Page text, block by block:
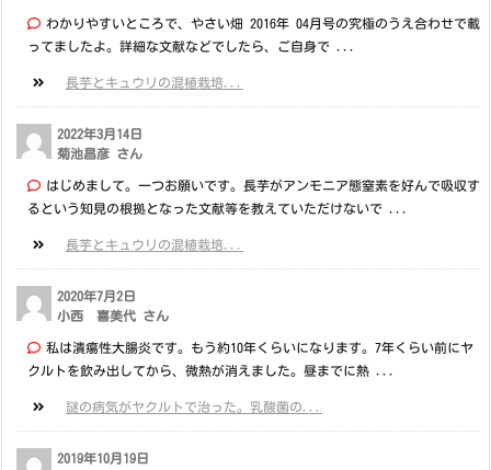
わかりやすいところで、やさい畑 2016年 04月号の究極のうえ合わせで載
ってましたよ。詳細な文献などでしたら、ご自身で ...
長芋とキュウリの混植栽培...
2022年3月14日
菊池昌彦 さん
はじめまして。一つお願いです。長芋がアンモニア態窒素を好んで吸収す
るという知見の根拠となった文献等を教えていただけないで ...
長芋とキュウリの混植栽培...
2020年7月2日
小西 喜美代 さん
私は潰瘍性大腸炎です。もう約10年くらいになります。7年くらい前にヤ
クルトを飲み出してから、微熱が消えました。昼までに熱 ...
謎の病気がヤクルトで治った。乳酸菌の...
2019年10月19日